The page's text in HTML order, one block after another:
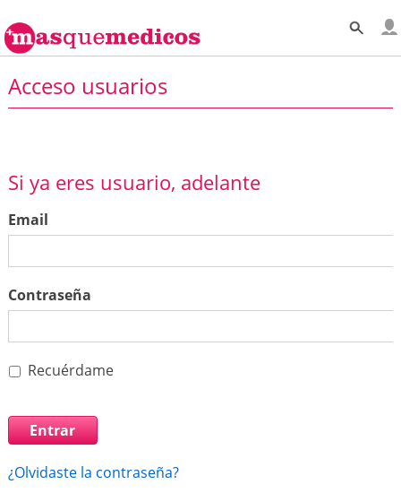
Acceso usuarios
Si ya eres usuario, adelante
Email
Contraseña
Recuérdame
¿Olvidaste la contraseña?